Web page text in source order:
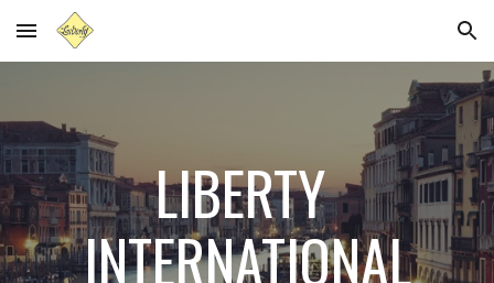
Skip to main content Skip to navigation
LIBERTY
INTERNATIONAL